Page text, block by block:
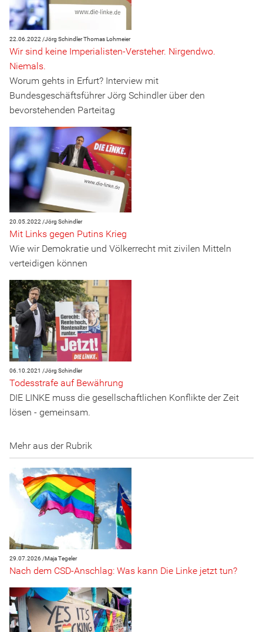
22.06.2022 /Jörg SchindlerThomas Lohmeier
Wir sind keine Imperialisten-Versteher. Nirgendwo.
Niemals.
Worum gehts in Erfurt? Interview mit
Bundesgeschäftsführer Jörg Schindler über den
bevorstehenden Parteitag
20.05.2022 /Jörg Schindler
Mit Links gegen Putins Krieg
Wie wir Demokratie und Völkerrecht mit zivilen Mitteln
verteidigen können
06.10.2021 /Jörg Schindler
Todesstrafe auf Bewährung
DIE LINKE muss die gesellschaftlichen Konflikte der Zeit
lösen - gemeinsam.
Mehr aus der Rubrik
29.07.2026 /Maja Tegeler
Nach dem CSD-Anschlag: Was kann Die Linke jetzt tun?